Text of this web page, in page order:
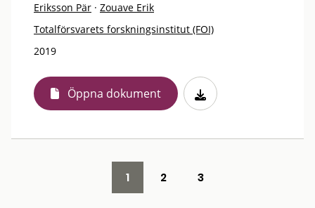
Eriksson Pär · Zouave Erik
Totalförsvarets forskningsinstitut (FOI)
2019
Öppna dokument
1 2 3